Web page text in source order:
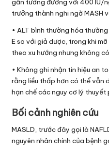
gần tương đương với 400 IU/
trưởng thành nghi ngờ MASH
• ALT bình thường hóa
E so với giả dược, trong khi
theo xu hướng nhưng không
• Không ghi nhận tín hiệu an
rằng liều thấp hơn có thể vẫn
hạn chế các nguy cơ lý thuyết
Bối cảnh nghiên cứu
MASLD, trước đây gọi là
nguyên nhân chính của bệnh